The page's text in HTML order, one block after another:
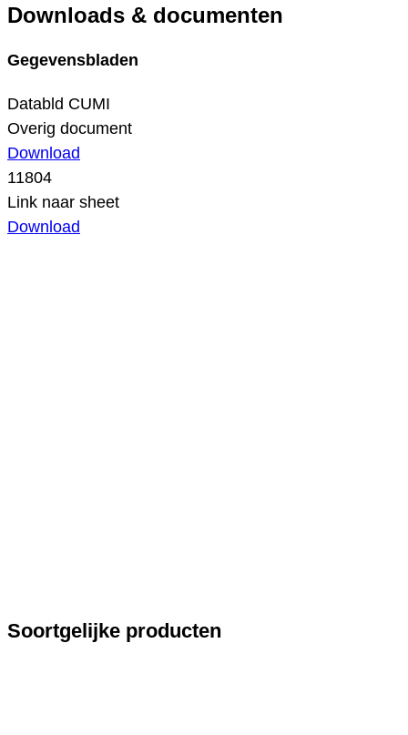
Downloads & documenten
Gegevensbladen
Databld CUMI
Overig document
Download
11804
Link naar sheet
Download
Soortgelijke producten